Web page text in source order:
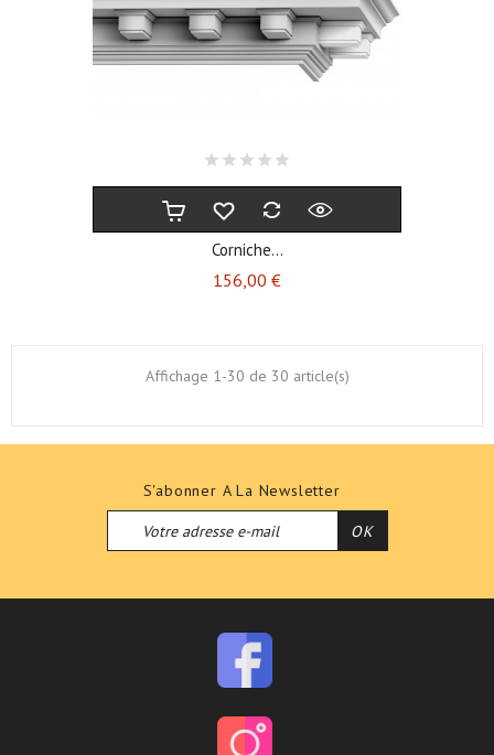
Corniche...
156,00 €Prix
Affichage 1-30 de 30 article(s)
S'abonner A La Newsletter